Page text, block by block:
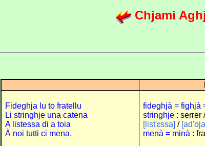
Chjami
Fideghja lu to fratellu
Li stringhje una catena
A listessa di a toia
À noi tutti ci mena.
fideghjà = fighjà
stringhje: serrer
[list'ɛssa] /
menà = minà :